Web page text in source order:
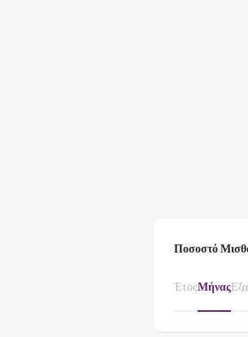
Ποσοστό
ΈτοςΜήνας